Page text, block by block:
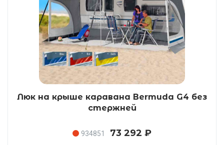
Люк на крыше каравана Bermuda G4 без
стержней
934851 73 292 ₽